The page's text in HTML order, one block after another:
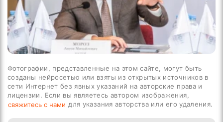
Фотографии, представленные на этом сайте, могут быть
созданы нейросетью или взяты из открытых источников в
сети Интернет без явных указаний на авторские права и
лицензии. Если вы являетесь автором изображения,
свяжитесь с нами для указания авторства или его удаления.